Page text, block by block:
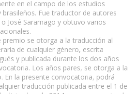
en el campo de los estudios
Fue traductor de autores
José Saramago y obtuvo varios
premio se otorga a la traducción al
de cualquier género, escrita
y publicada durante los dos años
Los años pares, se otorga a la
En la presente convocatoria, podrá
traducción publicada entre el 1 de